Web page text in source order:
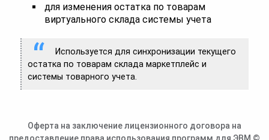
для изменения остатка по товарам
виртуального склада системы учета
Используется для синхронизации текущего
остатка по товарам склада маркетплейс и
системы товарного учета.
Оферта на заключение лицензионного договора на
предоставление права использования программ для ЭВМ ©